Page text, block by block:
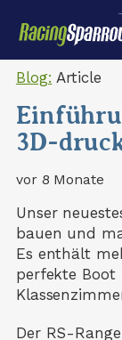
Blog: Article
3D-
vor 8 Monate
Unser
bauen und
Es enthält
perfekte Boot
Der RS-